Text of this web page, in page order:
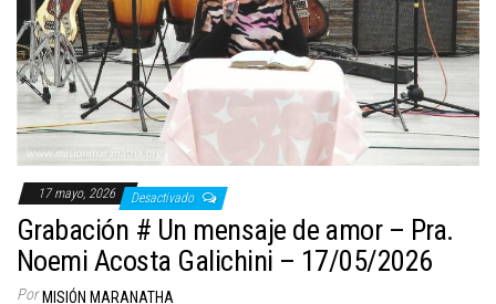
17 mayo, 2026 Desactivado
Grabación # Un mensaje de amor – Pra.
Noemi Acosta Galichini – 17/05/2026
Por MISIÓN MARANATHA